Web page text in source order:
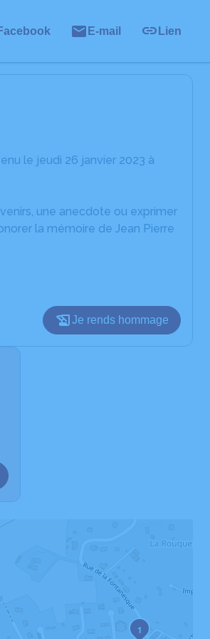
E-mail Lien
le jeudi 26 janvier 2023 à
une anecdote ou exprimer
la mémoire de Jean Pierre
Je rends hommage
1